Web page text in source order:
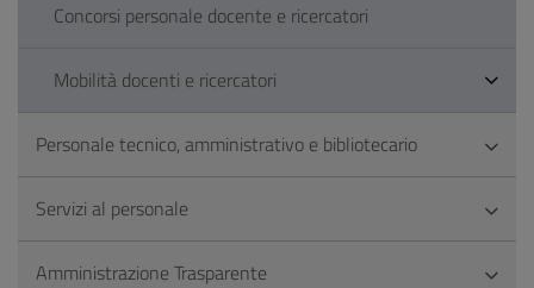
Concorsi personale docente e ricercatori
Mobilità docenti e ricercatori
Personale tecnico, amministrativo e bibliotecario
Servizi al personale
Amministrazione Trasparente